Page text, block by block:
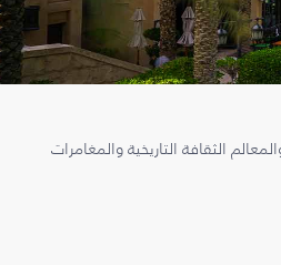
الثقافة التاريخية والمغامرات